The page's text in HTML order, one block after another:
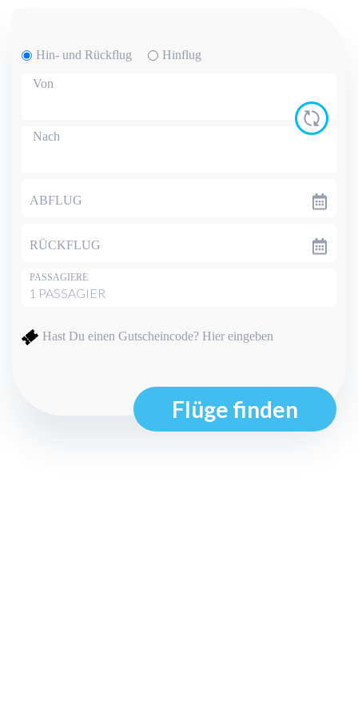
Hin- und Rückflug Hinflug
Von
Nach
ABFLUG
RÜCKFLUG
PASSAGIERE
Hast Du einen Gutscheincode? Hier eingeben